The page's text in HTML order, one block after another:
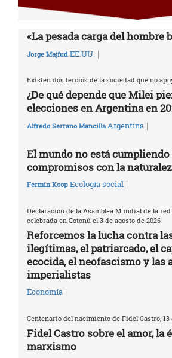
«La pesada carga del hombre
Jorge Majfud EE.UU. |
Existen dos tercios de la sociedad que no
¿De qué depende que Milei
elecciones en Argentina en
Alfredo Serrano Mancilla Argentina |
El mundo no está cumpliendo
compromisos con la
Fermín Koop Ecología social |
Declaración de la Asamblea Mundial de la
celebrada en Cotonú el 3 de agosto de 2026
Reforcemos la lucha contra
ilegítimas, el patriarcado, el
ecocida, el neofascismo y las
imperialistas
Economía |
Centenario del nacimiento de Fidel Castro, 13
Fidel Castro sobre el amor, la
marxismo